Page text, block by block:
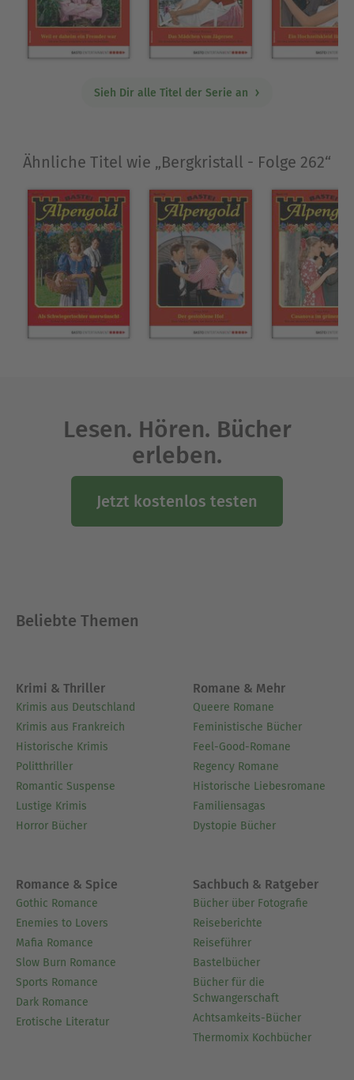
Sieh Dir alle Titel der Serie an
Ähnliche Titel wie „Bergkristall - Folge 262“
Lesen. Hören. Bücher
erleben.
Jetzt kostenlos testen
Beliebte Themen
Krimi & Thriller
Krimis aus Deutschland
Krimis aus Frankreich
Historische Krimis
Politthriller
Romantic Suspense
Lustige Krimis
Horror Bücher
Romane & Mehr
Queere Romane
Feministische Bücher
Feel-Good-Romane
Regency Romane
Historische Liebesromane
Familiensagas
Dystopie Bücher
Romance & Spice
Gothic Romance
Enemies to Lovers
Mafia Romance
Slow Burn Romance
Sports Romance
Dark Romance
Erotische Literatur
Sachbuch & Ratgeber
Bücher über Fotografie
Reiseberichte
Reiseführer
Bastelbücher
Bücher für die
Schwangerschaft
Achtsamkeits-Bücher
Thermomix Kochbücher